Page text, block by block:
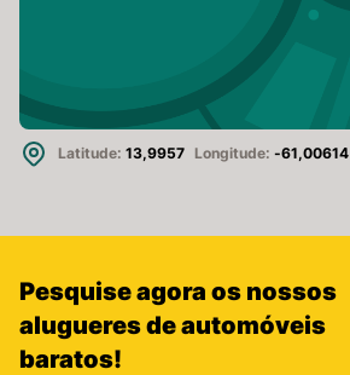
Latitude: 13,9957 Longitude: -61,00614
Pesquise agora os nossos
alugueres de automóveis
baratos!